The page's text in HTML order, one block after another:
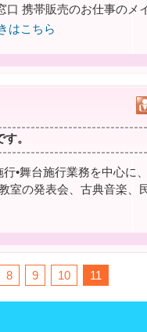
携帯販売のお仕事のメ
はこちら
。
•舞台施行業務を中心に
の発表会、古典音楽、
8 9 10 11